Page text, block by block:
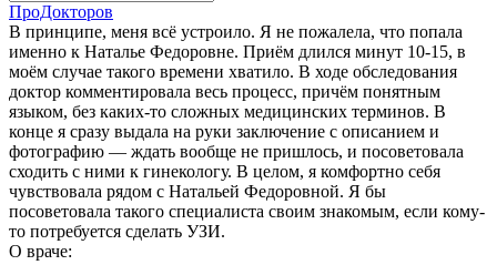
ПроДокторов
В принципе, меня всё устроило. Я не пожалела, что попала
именно к Наталье Федоровне. Приём длился минут 10-15, в
моём случае такого времени хватило. В ходе обследования
доктор комментировала весь процесс, причём понятным
языком, без каких-то сложных медицинских терминов. В
конце я сразу выдала на руки заключение с описанием и
фотографию — ждать вообще не пришлось, и посоветовала
сходить с ними к гинекологу. В целом, я комфортно себя
чувствовала рядом с Натальей Федоровной. Я бы
посоветовала такого специалиста своим знакомым, если кому-
то потребуется сделать УЗИ.
О враче: